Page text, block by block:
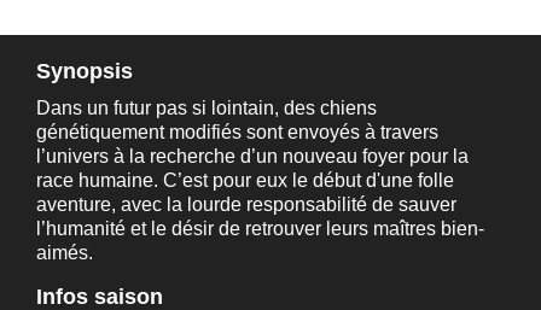
Synopsis
Dans un futur pas si lointain, des chiens
génétiquement modifiés sont envoyés à travers
l’univers à la recherche d’un nouveau foyer pour la
race humaine. C’est pour eux le début d'une folle
aventure, avec la lourde responsabilité de sauver
l’humanité et le désir de retrouver leurs maîtres bien-
aimés.
Infos saison